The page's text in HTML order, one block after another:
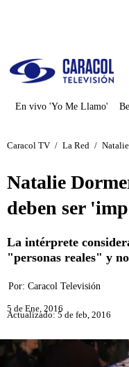
En vivo 'Yo Me Llamo'
Caracol TV / La Red /
Natalie
deben ser
La intérprete
"personas reales" y
Por: Caracol Televisión
5 de Ene, 2016
Actualizado: 5 de feb, 2016